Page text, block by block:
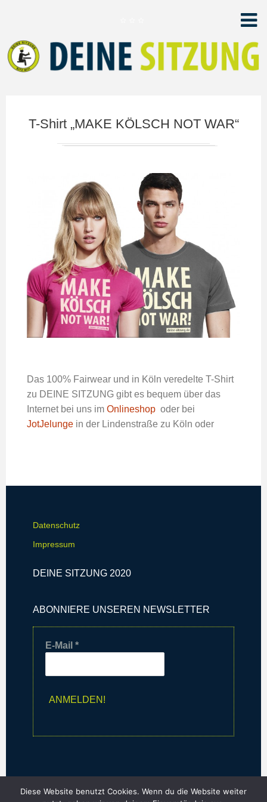
T-Shirt „MAKE KÖLSCH NOT WAR“
Das 100% Fairwear und in Köln veredelte T-Shirt
zu DEINE SITZUNG gibt es bequem über das
Internet bei uns im Onlineshop oder bei
JotJelunge in der Lindenstraße zu Köln oder
Datenschutz
Impressum
DEINE SITZUNG 2020
ABONNIERE UNSEREN NEWSLETTER
E-Mail *
Diese Website benutzt Cookies. Wenn du die Website weiter